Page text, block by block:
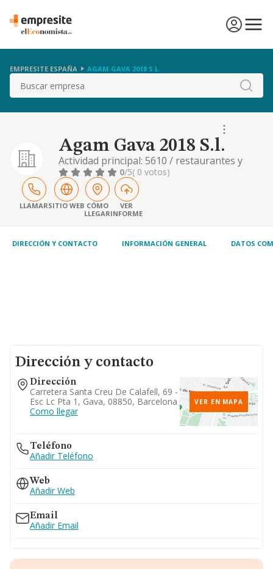
EMPRESITE ESPAÑA AGAM GAVA 2018 S.L.
Buscar
Agam Gava 2018 S.l.
Actividad principal: 5610 / restaurantes y
puestos de comidas
0/5( 0 votos)
LLAMARSITIO WEB CÓMO
LLEGAR
VER
INFORME
DIRECCIÓN Y CONTACTO INFORMACIÓN GENERAL DATOS
Dirección y contacto
Dirección
Carretera Santa Creu De Calafell, 69 -
Esc Lc Pta 1, Gava, 08850, Barcelona
Como llegar
VER EN MAPA
Teléfono
Añadir Teléfono
Web
Añadir Web
Email
Añadir Email